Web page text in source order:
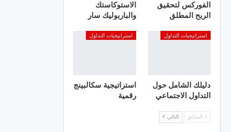
الفوركس لتحقيق
الربح المطلق
الاستوكاستك
والباربوليك سار
استراتيجيات التداول
دليلك الشامل حول
التداول الاجتماعي
استراتيجيات التداول
استراتيجية سكالبينج
رقمية
السابق التالي